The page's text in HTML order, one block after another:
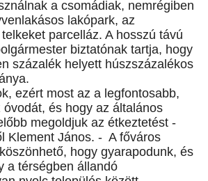
a csomádiak, nemrégiben
lakópark, az
parcelláz. A hosszú távú
biztatónak tartja, hogy
százalék helyett húszszázalékos
ezért most az a legfontosabb,
óvodát, és hogy az általános
megoldjuk az étkeztetést -
Klement János. - A főváros
hogy gyarapodunk, és
a térségben állandó